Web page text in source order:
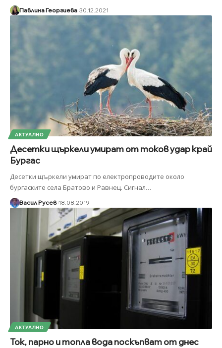
Павлина Георгиева 30.12.2021
АКТУАЛНО
Десетки щъркели умират от токов удар край
Бургас
Десетки щъркели умират по електропроводите около
бургаските села Братово и Равнец. Сигнал…
Васил Русев 18.08.2019
АКТУАЛНО
Ток, парно и топла вода поскъпват от днес